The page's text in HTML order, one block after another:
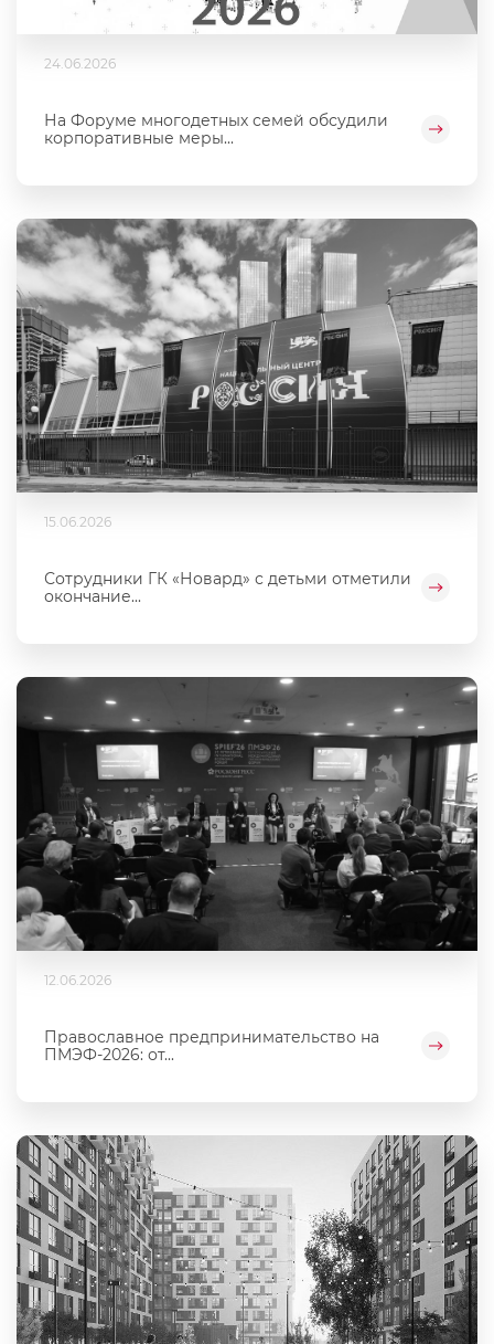
24.06.2026
На Форуме многодетных семей обсудили
корпоративные меры...
15.06.2026
Сотрудники ГК «Новард» с детьми отметили
окончание...
12.06.2026
Православное предпринимательство на
ПМЭФ-2026: от...